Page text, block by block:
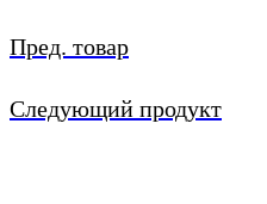
Пред. товар
Следующий продукт